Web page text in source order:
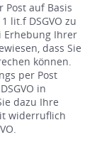
Post auf Basis
lit.f DSGVO zu
Erhebung Ihrer
dass Sie
können.
per Post
in
dazu Ihre
widerruflich